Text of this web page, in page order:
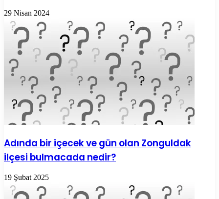
29 Nisan 2024
Adında bir içecek ve gün olan Zonguldak
ilçesi bulmacada nedir?
19 Şubat 2025